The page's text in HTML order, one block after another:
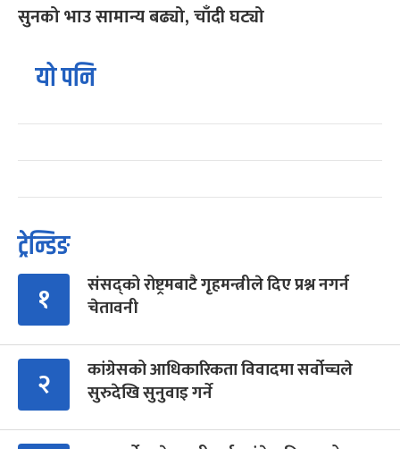
सुनको भाउ सामान्य बढ्यो, चाँदी घट्यो
यो पनि
ट्रेन्डिङ
१
संसद्को रोष्ट्रमबाटै गृहमन्त्रीले दिए प्रश्न नगर्न
चेतावनी
२
कांग्रेसको आधिकारिकता विवादमा सर्वोच्चले
सुरुदेखि सुनुवाइ गर्ने